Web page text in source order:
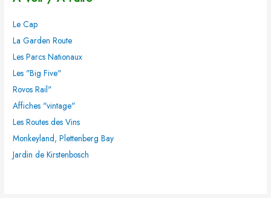
c
h
e
r
:
Le Cap
La Garden Route
Les Parcs Nationaux
Les "Big Five"
Rovos Rail"
Affiches "vintage"
Les Routes des Vins
Monkeyland, Plettenberg Bay
Jardin de Kirstenbosch